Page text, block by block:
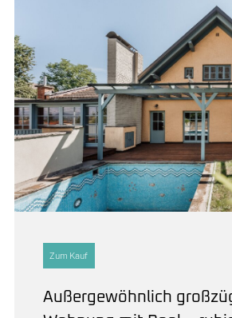
Zum Kauf
Außergewöhnlich